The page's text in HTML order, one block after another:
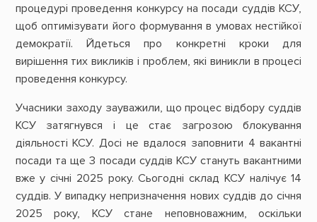
процедурі проведення конкурсу на посади суддів КСУ,
щоб оптимізувати його формування в умовах нестійкої
демократії. Йдеться про конкретні кроки для
вирішення тих викликів і проблем, які виникли в процесі
проведення конкурсу.
Учасники заходу зауважили, що процес відбору суддів
КСУ затягнувся і це стає загрозою блокування
діяльності КСУ. Досі не вдалося заповнити 4 вакантні
посади та ще 3 посади суддів КСУ стануть вакантними
вже у січні 2025 року. Сьогодні склад КСУ налічує 14
суддів. У випадку непризначення нових суддів до січня
2025 року, КСУ стане неповноважним, оскільки